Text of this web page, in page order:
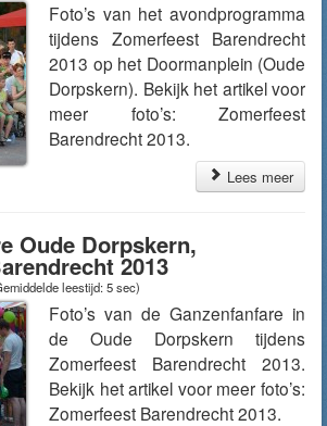
Foto’s van het avondprogramma
tijdens Zomerfeest Barendrecht
2013 op het Doormanplein (Oude
Dorpskern). Bekijk het artikel voor
meer foto’s: Zomerfeest
Barendrecht 2013.
Lees meer
Oude Dorpskern,
2013
leestijd: 5 sec)
Foto’s van de Ganzenfanfare in
de Oude Dorpskern tijdens
Zomerfeest Barendrecht 2013.
Bekijk het artikel voor meer foto’s:
Zomerfeest Barendrecht 2013.